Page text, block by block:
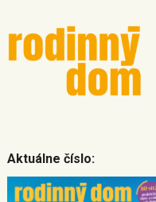
Aktuálne číslo: